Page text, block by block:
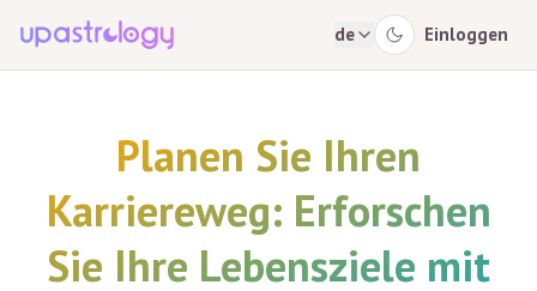
de Einloggen
Planen Sie Ihren
Karriereweg: Erforschen
Sie Ihre Lebensziele mit